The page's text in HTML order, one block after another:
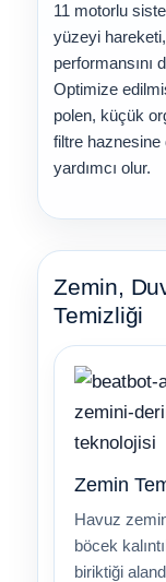
11 motorlu
yüzeyi
performansını
Optimize
polen, küçük
filtre
yardımcı olur.
Zemin,
Temizliği
Zemin
Havuz
böcek
biriktiği